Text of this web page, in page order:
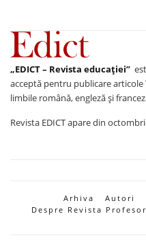
„EDICT – Revista educației”
acceptă pentru publicare
limbile română, engleză și
Revista EDICT apare din
Arhiva Autori
Despre Revista